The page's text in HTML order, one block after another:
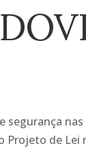
segurança
Projeto de